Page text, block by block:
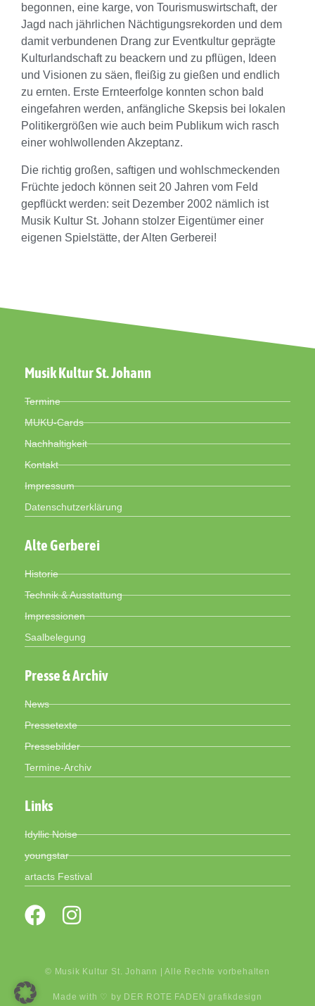
begonnen, eine karge, von Tourismuswirtschaft, der
Jagd nach jährlichen Nächtigungsrekorden und dem
damit verbundenen Drang zur Eventkultur geprägte
Kulturlandschaft zu beackern und zu pflügen, Ideen
und Visionen zu säen, fleißig zu gießen und endlich
zu ernten. Erste Ernteerfolge konnten schon bald
eingefahren werden, anfängliche Skepsis bei lokalen
Politikergrößen wie auch beim Publikum wich rasch
einer wohlwollenden Akzeptanz.
Die richtig großen, saftigen und wohlschmeckenden
Früchte jedoch können seit 20 Jahren vom Feld
gepflückt werden: seit Dezember 2002 nämlich ist
Musik Kultur St. Johann stolzer Eigentümer einer
eigenen Spielstätte, der Alten Gerberei!
Musik Kultur St. Johann
Termine
MUKU-Cards
Nachhaltigkeit
Kontakt
Impressum
Datenschutzerklärung
Alte Gerberei
Historie
Technik & Ausstattung
Impressionen
Saalbelegung
Presse & Archiv
News
Pressetexte
Pressebilder
Termine-Archiv
Links
Idyllic Noise
youngstar
artacts Festival
© Musik Kultur St. Johann | Alle Rechte vorbehalten
Made with ♡ by DER ROTE FADEN grafikdesign